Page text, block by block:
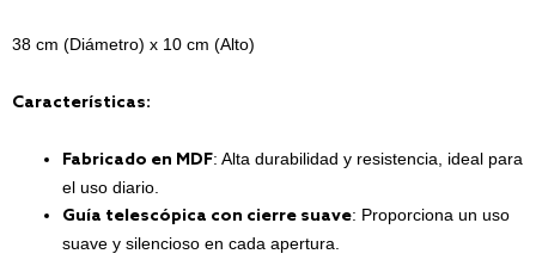
38 cm (Diámetro) x 10 cm (Alto)
Características:
Fabricado en MDF: Alta durabilidad y resistencia, ideal para
el uso diario.
Guía telescópica con cierre suave: Proporciona un uso
suave y silencioso en cada apertura.